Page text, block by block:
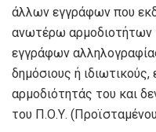
άλλων εγγράφων που
ανωτέρω
εγγράφων
δημόσιους ή
αρμοδιότητάς του και
του Π.Ο.Υ.